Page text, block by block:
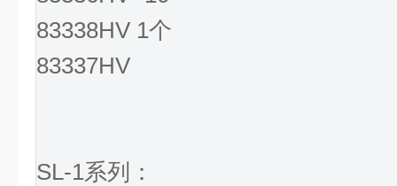
83338HV 1个
83337HV
SL-1系列：